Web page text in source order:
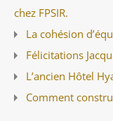
chez FPSIR.
La cohésion
Félicitations
L’ancien Hôtel
Comment